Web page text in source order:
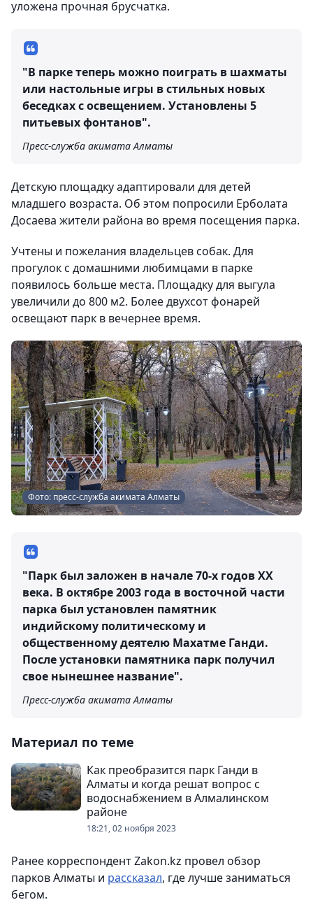
уложена прочная брусчатка.
"В парке теперь можно поиграть в шахматы
или настольные игры в стильных новых
беседках с освещением. Установлены 5
питьевых фонтанов".
Пресс-служба акимата Алматы
Детскую площадку адаптировали для детей
младшего возраста. Об этом попросили Ерболата
Досаева жители района во время посещения парка.
Учтены и пожелания владельцев собак. Для
прогулок с домашними любимцами в парке
появилось больше места. Площадку для выгула
увеличили до 800 м2. Более двухсот фонарей
освещают парк в вечернее время.
Фото: пресс-служба акимата Алматы
"Парк был заложен в начале 70-х годов ХХ
века. В октябре 2003 года в восточной части
парка был установлен памятник
индийскому политическому и
общественному деятелю Махатме Ганди.
После установки памятника парк получил
свое нынешнее название".
Пресс-служба акимата Алматы
Материал по теме
Как преобразится парк Ганди в
Алматы и когда решат вопрос с
водоснабжением в Алмалинском
районе
18:21, 02 ноября 2023
Ранее корреспондент Zakon.kz провел обзор
парков Алматы и рассказал, где лучше заниматься
бегом.